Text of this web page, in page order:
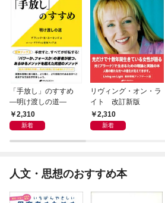
「手放し」のすすめ
―明け渡しの道―
2,310
新着
リヴィング・オン・ラ
イト 改訂新版
2,310
新着
人文・思想のおすすめ本